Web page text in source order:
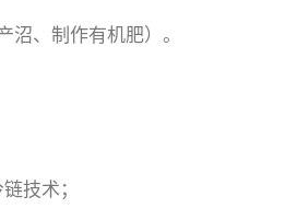
、制作有机肥）。
技术；